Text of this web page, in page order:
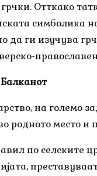
Отткако
симболика
ги изучува
на големо
родното место
по селските